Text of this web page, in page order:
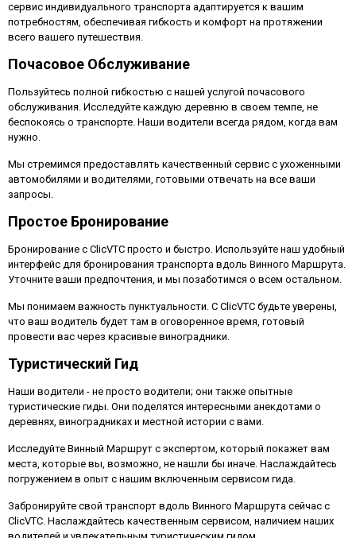
сервис индивидуального транспорта адаптируется к вашим
потребностям, обеспечивая гибкость и комфорт на протяжении
всего вашего путешествия.
Почасовое Обслуживание
Пользуйтесь полной гибкостью с нашей услугой почасового
обслуживания. Исследуйте каждую деревню в своем темпе, не
беспокоясь о транспорте. Наши водители всегда рядом, когда вам
нужно.
Мы стремимся предоставлять качественный сервис с ухоженными
автомобилями и водителями, готовыми отвечать на все ваши
запросы.
Простое Бронирование
Бронирование с ClicVTC просто и быстро. Используйте наш удобный
интерфейс для бронирования транспорта вдоль Винного Маршрута.
Уточните ваши предпочтения, и мы позаботимся о всем остальном.
Мы понимаем важность пунктуальности. С ClicVTC будьте уверены,
что ваш водитель будет там в оговоренное время, готовый
провести вас через красивые виноградники.
Туристический Гид
Наши водители - не просто водители; они также опытные
туристические гиды. Они поделятся интересными анекдотами о
деревнях, виноградниках и местной истории с вами.
Исследуйте Винный Маршрут с экспертом, который покажет вам
места, которые вы, возможно, не нашли бы иначе. Наслаждайтесь
погружением в опыт с нашим включенным сервисом гида.
Забронируйте свой транспорт вдоль Винного Маршрута сейчас с
ClicVTC. Наслаждайтесь качественным сервисом, наличием наших